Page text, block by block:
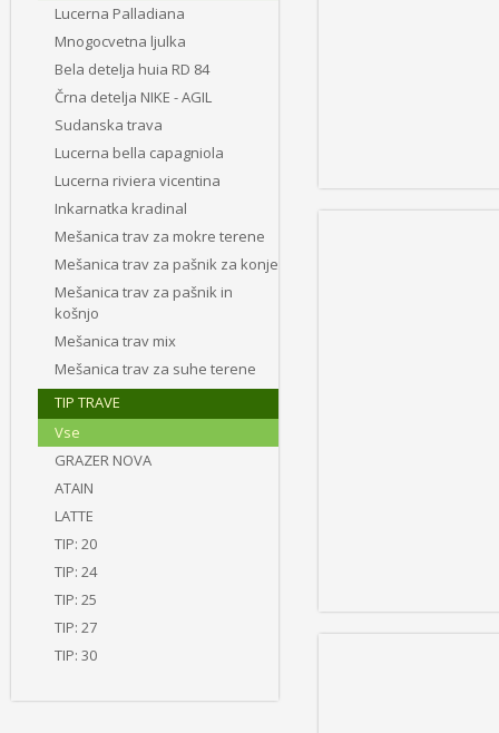
Lucerna Palladiana
Mnogocvetna ljulka
Bela detelja huia RD 84
Črna detelja NIKE - AGIL
Sudanska trava
Lucerna bella capagniola
Lucerna riviera vicentina
Inkarnatka kradinal
Mešanica trav za mokre terene
Mešanica trav za pašnik za konje
Mešanica trav za pašnik in
košnjo
Mešanica trav mix
Mešanica trav za suhe terene
TIP TRAVE
Vse
GRAZER NOVA
ATAIN
LATTE
TIP: 20
TIP: 24
TIP: 25
TIP: 27
TIP: 30